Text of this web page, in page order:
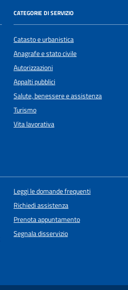
CATEGORIE DI SERVIZIO
Catasto e urbanistica
Anagrafe e stato civile
Autorizzazioni
Appalti pubblici
Salute, benessere e assistenza
Turismo
Vita lavorativa
Leggi le domande frequenti
Richiedi assistenza
Prenota appuntamento
Segnala disservizio